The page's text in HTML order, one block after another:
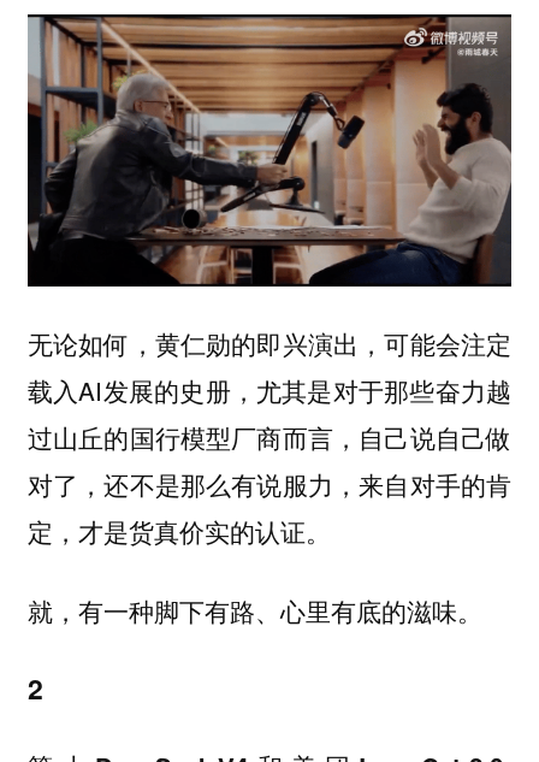
无论如何，黄仁勋的即兴演出，可能会注定
载入AI发展的史册，尤其是对于那些奋力越
过山丘的国行模型厂商而言，自己说自己做
对了，还不是那么有说服力，来自对手的肯
定，才是货真价实的认证。
就，有一种脚下有路、心里有底的滋味。
2